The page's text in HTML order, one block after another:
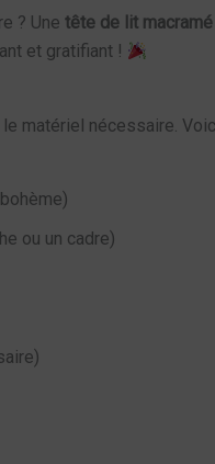
? Une tête de lit macramé
et gratifiant !
matériel nécessaire.
ou un cadre)